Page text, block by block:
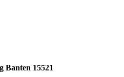
Banten 15521